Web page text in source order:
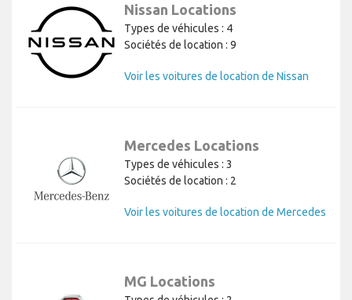
Nissan Locations
Types de véhicules : 4
Sociétés de location : 9
Voir les voitures de location de Nissan
Mercedes Locations
Types de véhicules : 3
Sociétés de location : 2
Voir les voitures de location de Mercedes
MG Locations